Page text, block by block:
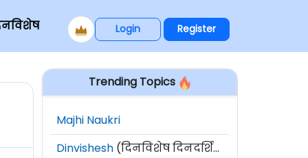
Login Register
Trending Topics
Majhi Naukri
Dinvishesh (दिनविशेष दिनदर्शिका)